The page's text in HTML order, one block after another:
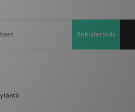
Rekisteröidy